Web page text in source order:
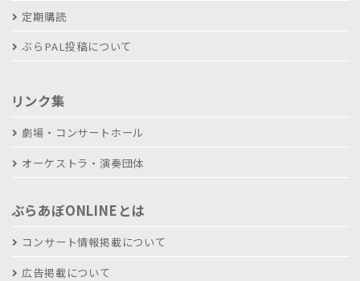
定期購読
ぶらPAL投稿について
リンク集
劇場・コンサートホール
オーケストラ・演奏団体
ぶらあぼONLINEとは
コンサート情報掲載について
広告掲載について